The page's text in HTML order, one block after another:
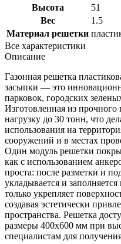
Высота
51
Вес
1.5
Материал решетки
Все характеристики
Описание
Газонная решетка
засыпки — это
парковок, городских
Изготовленная из
нагрузку до 30 тонн, что
использования на
сооружений и в местах
Один модуль решетки
как с использованием
проста: после разметки и
укладывается и
только укрепляет
создавая эстетически
пространства. Решетка
размеры 400x600 мм при
специалистам для